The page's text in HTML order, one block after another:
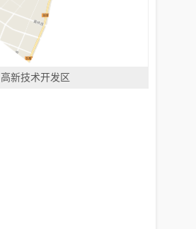
高新技术开发区